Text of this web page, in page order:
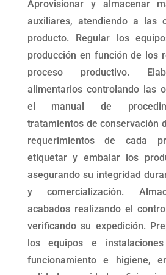
Aprovisionar y almacenar
auxiliares, atendiendo a las
producto. Regular los
producción en función de los
proceso productivo.
alimentarios controlando las
el manual de
tratamientos de conservación
requerimientos de cada
etiquetar y embalar los
asegurando su integridad
y comercialización.
acabados realizando el
verificando su expedición.
los equipos e
funcionamiento e higiene,